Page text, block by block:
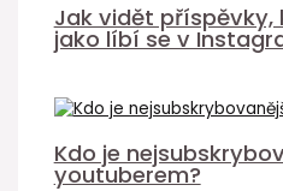
Jak vidět příspěvky,
jako líbí se v
Kdo je
youtuberem?